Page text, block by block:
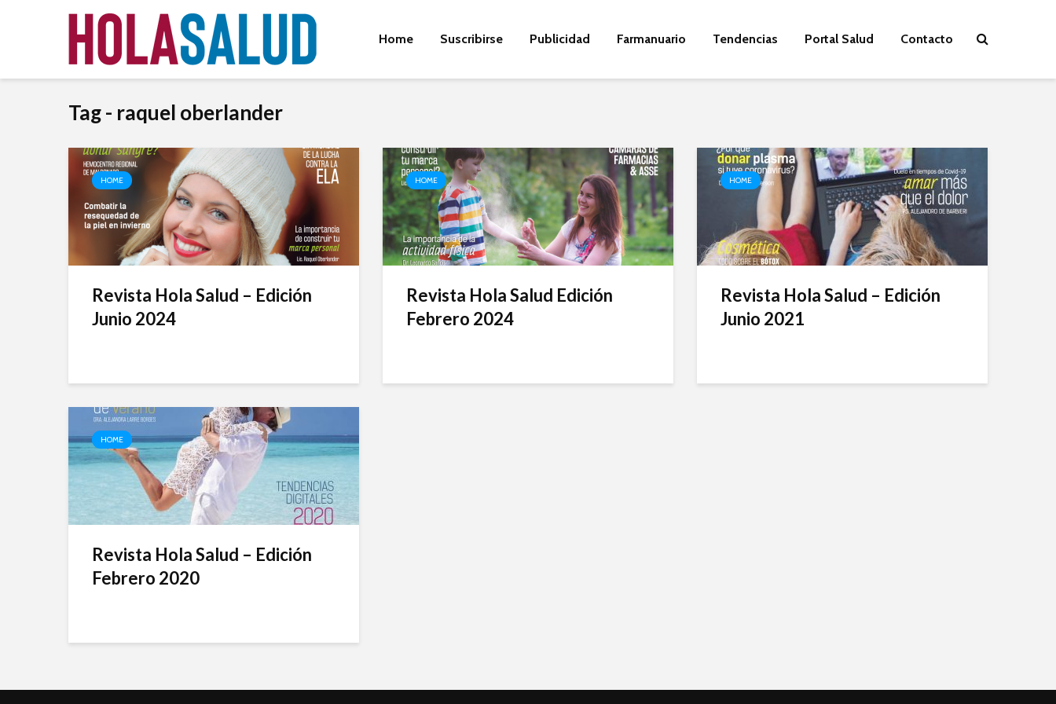
Home Suscribirse Publicidad Farmanuario Tendencias Portal Salud Contacto
Tag - raquel oberlander
HOME
Revista Hola Salud – Edición
Junio 2024
HOME
Revista Hola Salud Edición
Febrero 2024
HOME
Revista Hola Salud – Edición
Junio 2021
HOME
Revista Hola Salud – Edición
Febrero 2020